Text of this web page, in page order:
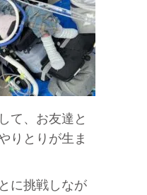
て、お友達と
りとりが生ま
に挑戦しなが